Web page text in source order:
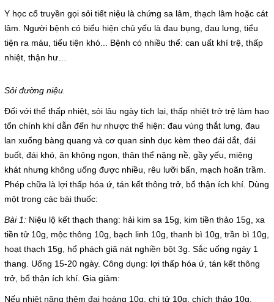
Y học cổ truyền gọi sỏi tiết niệu là chứng sa lâm, thạch lâm hoặc cát
lâm. Người bệnh có biểu hiện chủ yếu là đau bụng, đau lưng, tiểu
tiện ra máu, tiểu tiện khó... Bệnh có nhiều thể: can uất khí trệ, thấp
nhiệt, thận hư…
Sỏi đường niệu.
Đối với thể thấp nhiệt, sỏi lâu ngày tích lại, thấp nhiệt trở trệ làm hao
tổn chính khí dẫn đến hư nhược thể hiện: đau vùng thắt lưng, đau
lan xuống bàng quang và cơ quan sinh dục kèm theo đái dắt, đái
buốt, đái khó, ăn không ngon, thân thể nặng nề, gầy yếu, miệng
khát nhưng không uống được nhiều, rêu lưỡi bẩn, mạch hoãn trầm.
Phép chữa là lợi thấp hóa ứ, tán kết thông trở, bổ thận ích khí. Dùng
một trong các bài thuốc:
Bài 1: Niệu lộ kết thạch thang: hải kim sa 15g, kim tiền thảo 15g, xa
tiền tử 10g, mộc thông 10g, bạch linh 10g, thanh bì 10g, trần bì 10g,
hoạt thạch 15g, hổ phách giã nát nghiền bột 3g. Sắc uống ngày 1
thang. Uống 15-20 ngày. Công dụng: lợi thấp hóa ứ, tán kết thông
trở, bổ thận ích khí. Gia giảm:
Nếu nhiệt nặng thêm đại hoàng 10g, chi tử 10g, chích thảo 10g.
Văn bản pháp luật
Tổ chức bệnh viện
Hoạt động chuyên môn
Thông báo từ bệnh viện
Thông tin dược phẩm
Công tác xã hội
Hoạt động đoàn thể
Hướng dẫn bệnh nhân
ĐĂNG KÍ NHẬN EMAIL
newsletter_informbvdkhocmon
COPYRIGHT 2015. ALL RIGHTS RESERVED